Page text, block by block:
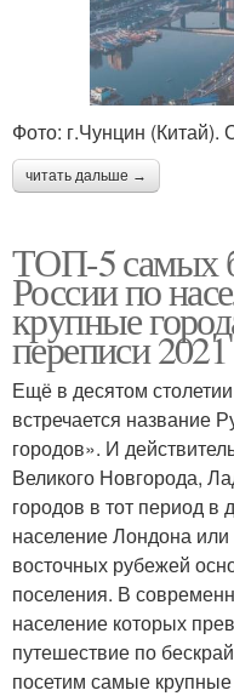
Фото: г.Чунцин
читать дальше →
ТОП-5 самых
России по
крупные
переписи 2021
Ещё в десятом
встречается название
городов». И
Великого Новгорода,
городов в тот период
население Лондона
восточных рубежей
поселения. В
население которых
путешествие по
посетим самые